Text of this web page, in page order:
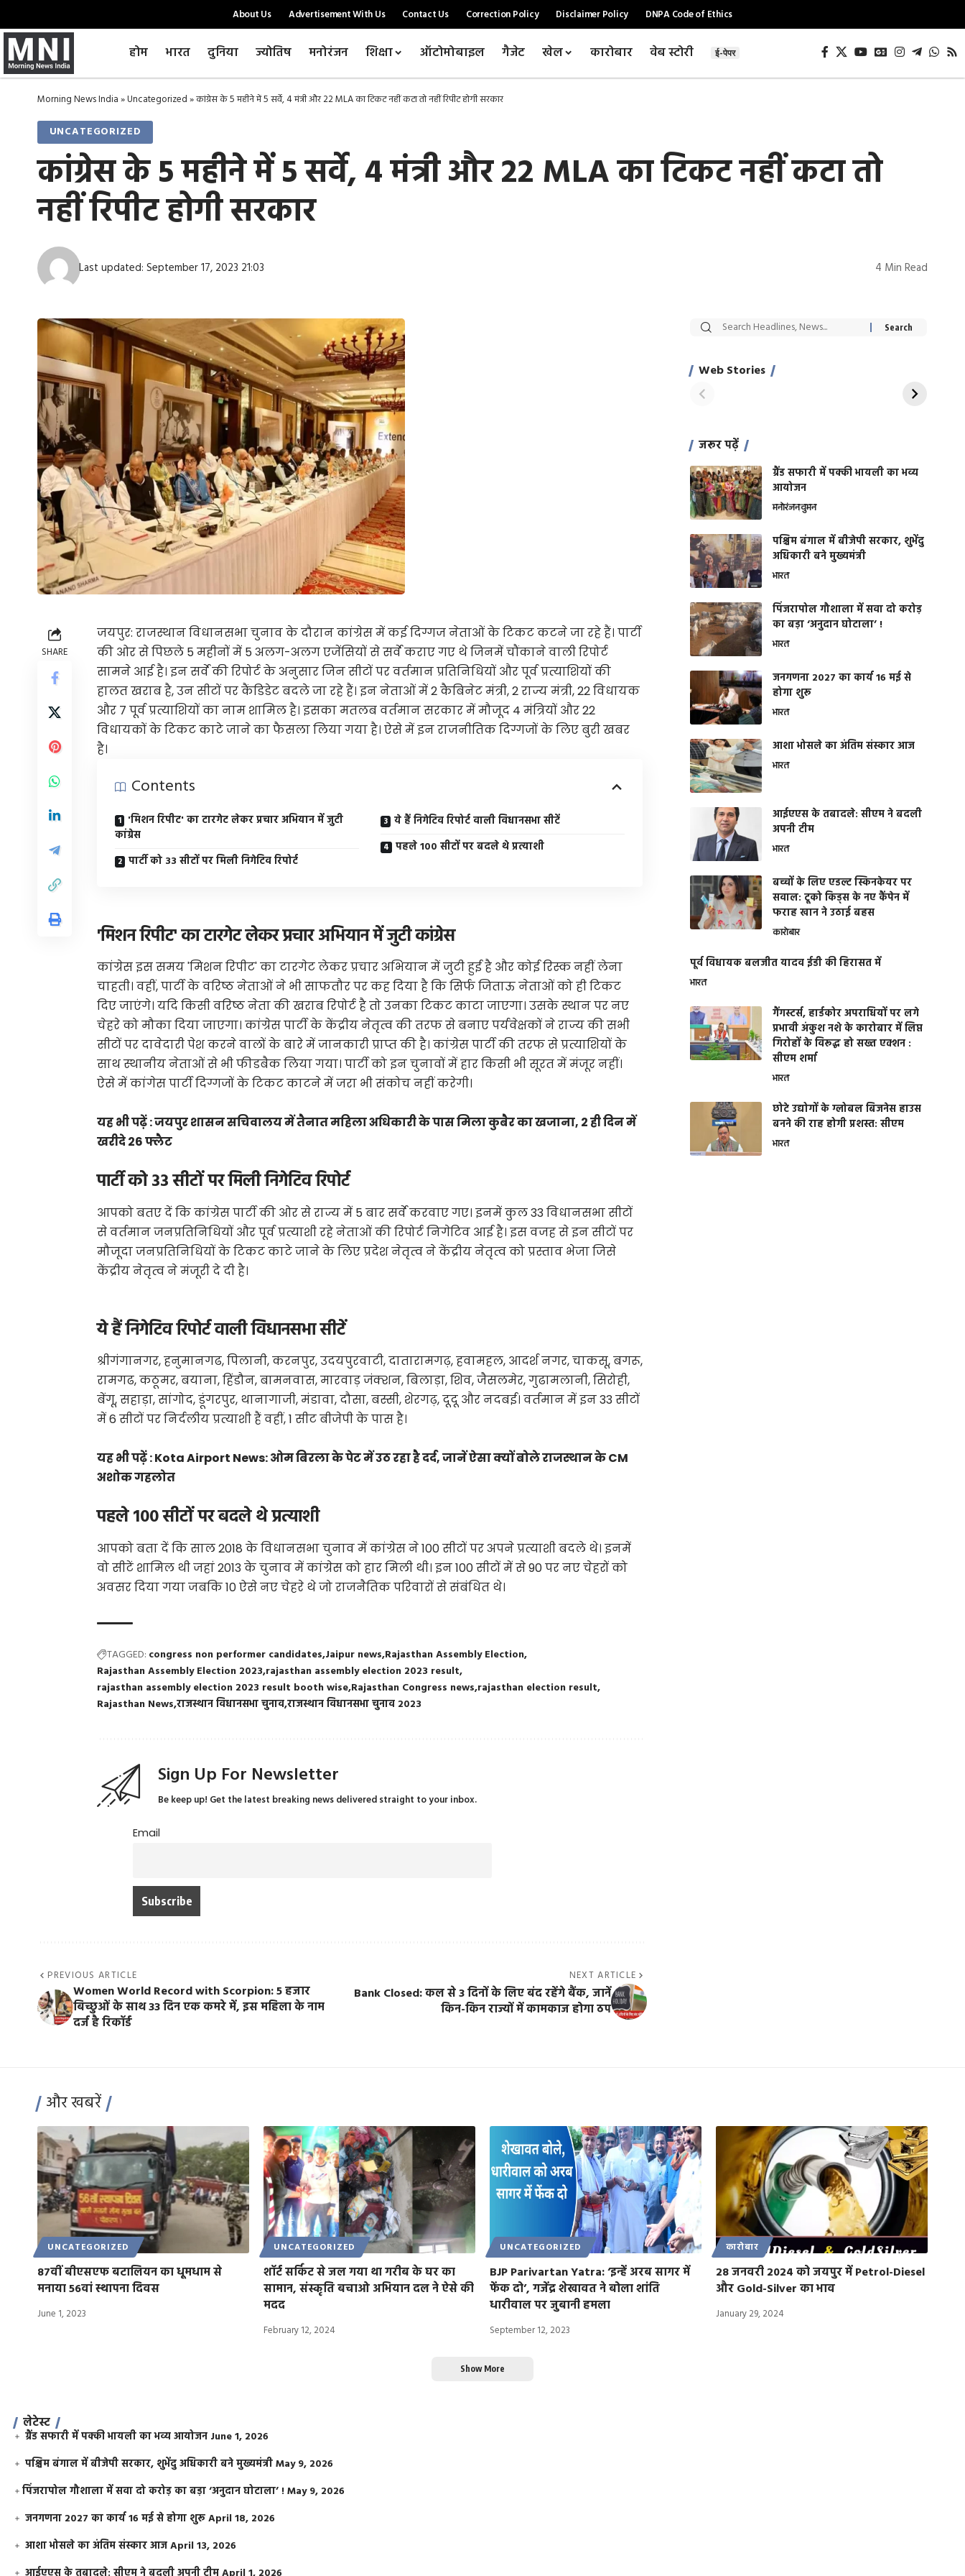
About Us Advertisement With Us Contact Us Correction Policy Disclaimer Policy DNPA Code of Ethics
होम भारत दुनिया ज्योतिष मनोरंजन शिक्षा ऑटोमोबाइल गैजेट खेल कारोबार वेब स्टोरी ई-पेपर
Morning News India»Uncategorized»कांग्रेस के 5 महीने में 5 सर्वे, 4 मंत्री और 22 MLA का टिकट नहीं कटा तो नहीं रिपीट होगी सरकार
UNCATEGORIZED
कांग्रेस के 5 महीने में 5 सर्वे, 4 मंत्री और 22 MLA का टिकट नहीं कटा तो
नहीं रिपीट होगी सरकार
Last updated: September 17, 2023 21:03 4 Min Read
SHARE
जयपुर: राजस्थान विधानसभा चुनाव के दौरान कांग्रेस में कई दिग्गज नेताओं के टिकट कटने जा रहे हैं। पार्टी
की ओर से पिछले 5 महीनों में 5 अलग-अलग एजेंसियों से सर्वे कराए गए थे जिनमें चौंकाने वाली रिपोर्ट
सामने आई है। इन सर्वे की रिपोर्ट के अनुसार जिन सीटों पर वर्तमान प्रतिनिधियों और पूर्व प्रत्याशियों की
हालत खराब है, उन सीटों पर कैंडिडेट बदले जा रहे हैं। इन नेताओं में 2 कैबिनेट मंत्री, 2 राज्य मंत्री, 22 विधायक
और 7 पूर्व प्रत्याशियों का नाम शामिल है। इसका मतलब वर्तमान सरकार में मौजूद 4 मंत्रियों और 22
विधायकों के टिकट काटे जाने का फैसला लिया गया है। ऐसे में इन राजनीतिक दिग्गजों के लिए बुरी खबर
है।
Contents
'मिशन रिपीट' का टारगेट लेकर प्रचार अभियान में जुटी
कांग्रेस
पार्टी को 33 सीटों पर मिली निगेटिव रिपोर्ट
ये हैं निगेटिव रिपोर्ट वाली विधानसभा सीटें
पहले 100 सीटों पर बदले थे प्रत्याशी
'मिशन रिपीट' का टारगेट लेकर प्रचार अभियान में जुटी कांग्रेस
कांग्रेस इस समय 'मिशन रिपीट' का टारगेट लेकर प्रचार अभियान में जुटी हुई है और कोई रिस्क नहीं लेना
चाहती। वहीं, पार्टी के वरिष्ठ नेताओं ने भी साफतौर पर कह दिया है कि सिर्फ जिताऊ नेताओं को ही टिकट
दिए जाएंगे। यदि किसी वरिष्ठ नेता की खराब रिपोर्ट है तो उनका टिकट काटा जाएगा। उसके स्थान पर नए
चेहरे को मौका दिया जाएगा। कांग्रेस पार्टी के केंद्रीय नेतृत्व की तरफ से बनाए पर्यवेक्षकों ने राज्य की सभी
सीटों पर दावेदारी पेश करने वालों के बारे में जानकारी प्राप्त की है। कांग्रेस पार्टी की तरफ से प्रत्याशियों के
साथ स्थानीय नेताओं से भी फीडबैक लिया गया। पार्टी को इन चुनावों में हार किसी भी सूरत में मंजूर नहीं।
ऐसे में कांगेस पार्टी दिग्गजों के टिकट काटने में जरा भी संकोच नहीं करेगी।
यह भी पढ़ें :जयपुर शासन सचिवालय में तैनात महिला अधिकारी के पास मिला कुबैर का खजाना, 2 ही दिन में
खरीदे 26 फ्लैट
पार्टी को 33 सीटों पर मिली निगेटिव रिपोर्ट
आपको बतए दें कि कांग्रेस पार्टी की ओर से राज्य में 5 बार सर्वे करवाए गए। इनमें कुल 33 विधानसभा सीटों
से वर्तमान जनप्रतिनिधियों और पूर्व प्रत्याशी रहे नेताओं की रिपोर्ट निगेटिव आई है। इस वजह से इन सीटों पर
मौजूदा जनप्रतिनिधियों के टिकट काटे जाने के लिए प्रदेश नेतृत्व ने केंद्रीय नेतृत्व को प्रस्ताव भेजा जिसे
केंद्रीय नेतृत्व ने मंजूरी दे दी है।
ये हैं निगेटिव रिपोर्ट वाली विधानसभा सीटें
श्रीगंगानगर, हनुमानगढ, पिलानी, करनपुर, उदयपुरवाटी, दातारामगढ़, हवामहल, आदर्श नगर, चाकसू, बगरू,
रामगढ, कठूमर, बयाना, हिंडौन, बामनवास, मारवाड़ जंक्शन, बिलाड़ा, शिव, जैसलमेर, गुढामलानी, सिरोही,
बेंगू, सहाड़ा, सांगोद, डूंगरपुर, थानागाजी, मंडावा, दौसा, बस्सी, शेरगढ़, दूदू और नदबई। वर्तमान में इन 33 सीटों
में 6 सीटों पर निर्दलीय प्रत्याशी हैं वहीं, 1 सीट बीजेपी के पास है।
यह भी पढ़ें :Kota Airport News: ओम बिरला के पेट में उठ रहा है दर्द, जानें ऐसा क्यों बोले राजस्थान के CM
अशोक गहलोत
पहले 100 सीटों पर बदले थे प्रत्याशी
आपको बता दें कि साल 2018 के विधानसभा चुनाव में कांग्रेस ने 100 सीटों पर अपने प्रत्याशी बदले थे। इनमें
वो सीटें शामिल थी जहां 2013 के चुनाव में कांग्रेस को हार मिली थी। इन 100 सीटों में से 90 पर नए चेहरों को
अवसर दिया गया जबकि 10 ऐसे नए चेहरे थे जो राजनैतिक परिवारों से संबंधित थे।
TAGGED: congress non performer candidates Jaipur news Rajasthan Assembly Election
Rajasthan Assembly Election 2023 rajasthan assembly election 2023 result
rajasthan assembly election 2023 result booth wise Rajasthan Congress news rajasthan election result
Rajasthan Newsराजस्थान विधानसभा चुनावराजस्थान विधानसभा चुनाव 2023
Sign Up For Newsletter
Be keep up! Get the latest breaking news delivered straight to your inbox.
Email
PREVIOUS ARTICLE
Women World Record with Scorpion: 5 हजार
बिच्छुओं के साथ 33 दिन एक कमरे में, इस महिला के नाम
दर्ज है रिकॉर्ड
NEXT ARTICLE
Bank Closed: कल से 3 दिनों के लिए बंद रहेंगे बैंक, जानें
किन-किन राज्यों में कामकाज होगा ठप
Web Stories
सट्टेबाजी में अरेस्ट हुए
साहिल खान
रोज एक कच्चे लहसुन
जरूर पढ़ें
ग्रैंड सफारी में पक्की भायली का भव्य
आयोजन
मनोरंजनवुमन
पश्चिम बंगाल में बीजेपी सरकार, शुभेंदु
अधिकारी बने मुख्यमंत्री
भारत
​पिंजरापोल गौशाला में सवा दो करोड़
का बड़ा ‘अनुदान घोटाला’ !
भारत
जनगणना 2027 का कार्य 16 मई से
होगा शुरू
भारत
आशा भोसले का अंतिम संस्कार आज
भारत
आईएएस के तबादले: सीएम ने बदली
अपनी टीम
भारत
बच्चों के लिए एडल्ट स्किनकेयर पर
सवाल: टूको किड्स के नए कैंपेन में
फराह खान ने उठाई बहस
कारोबार
पूर्व विधायक बलजीत यादव ईडी की हिरासत में
भारत
गैंगस्टर्स, हार्डकोर अपराधियों पर लगे
प्रभावी अंकुश नशे के कारोबार में लिप्त
गिरोहों के विरूद्ध हो सख्त एक्शन :
सीएम शर्मा
भारत
छोटे उद्योगों के ग्लोबल बिजनेस हाउस
बनने की राह होगी प्रशस्त: सीएम
भारत
और खबरें
UNCATEGORIZED
87वीं बीएसएफ बटालियन का धूमधाम से
मनाया 56वां स्थापना दिवस
June 1, 2023
UNCATEGORIZED
शाॅर्ट सर्किट से जल गया था गरीब के घर का
सामान, संस्कृति बचाओ अभियान दल ने ऐसे की
मदद
February 12, 2024
UNCATEGORIZED
BJP Parivartan Yatra: ‘इन्हें अरब सागर में
फेंक दो’, गजेंद्र शेखावत ने बोला शांति
धारीवाल पर जुबानी हमला
September 12, 2023
कारोबार
28 जनवरी 2024 को जयपुर में Petrol-Diesel
और Gold-Silver का भाव
January 29, 2024
Show More
लेटेस्ट
ग्रैंड सफारी में पक्की भायली का भव्य आयोजन June 1, 2026
पश्चिम बंगाल में बीजेपी सरकार, शुभेंदु अधिकारी बने मुख्यमंत्रीMay 9, 2026
​पिंजरापोल गौशाला में सवा दो करोड़ का बड़ा ‘अनुदान घोटाला’ !May 9, 2026
जनगणना 2027 का कार्य 16 मई से होगा शुरूApril 18, 2026
आशा भोसले का अंतिम संस्कार आजApril 13, 2026